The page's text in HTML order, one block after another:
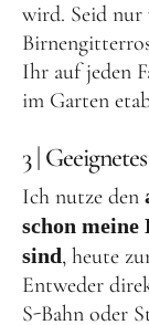
wird. Seid
Ihr auf jeden
im Garten
3 |
Ich nutze den
schon
sind, heute
Entweder
S-Bahn oder